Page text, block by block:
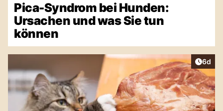
Pica-Syndrom bei Hunden:
Ursachen und was Sie tun
können
6d